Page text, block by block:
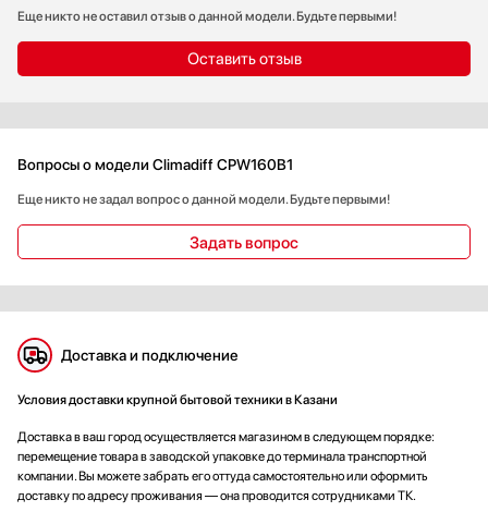
Еще никто не оставил отзыв о данной модели. Будьте первыми!
Оставить отзыв
Вопросы о модели Climadiff CPW160B1
Еще никто не задал вопрос о данной модели. Будьте первыми!
Задать вопрос
Доставка и подключение
Условия доставки крупной бытовой техники в Казани
Доставка в ваш город осуществляется магазином в следующем порядке:
перемещение товара в заводской упаковке до терминала транспортной
компании. Вы можете забрать его оттуда самостоятельно или оформить
доставку по адресу проживания — она проводится сотрудниками ТК.